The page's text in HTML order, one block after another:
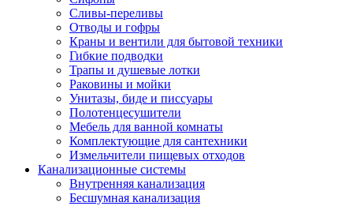
Сливы-переливы
Отводы и гофры
Краны и вентили для бытовой техники
Гибкие подводки
Трапы и душевые лотки
Раковины и мойки
Унитазы, биде и писсуары
Полотенцесушители
Мебель для ванной комнаты
Комплектующие для сантехники
Измельчители пищевых отходов
Канализационные системы
Внутренняя канализация
Бесшумная канализация